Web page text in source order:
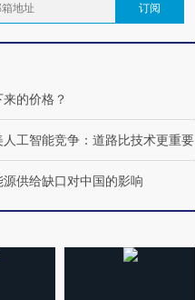
订阅
的价格？
人工智能竞争：道路比技术更重要
源供给缺口对中国的影响